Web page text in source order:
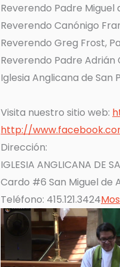
Reverendo Padre Miguel
Reverendo Canónigo
Reverendo Greg Frost,
Reverendo Padre
Iglesia Anglicana de San
Visita nuestro sitio web:
http://
Dirección:
IGLESIA ANGLICANA DE
Cardo #6 San Miguel de
Teléfono: 415.121.3424